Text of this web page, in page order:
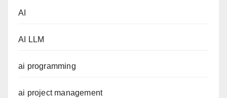
AI
AI LLM
ai programming
ai project management